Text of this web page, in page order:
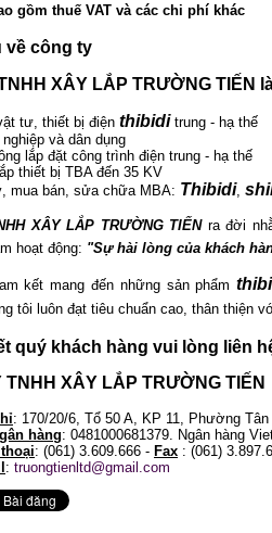
gồm thuế VAT và các chi phí khác
về công ty
XÂY LẮP TRƯỜNG TIẾN
tư, thiết bị điện thibiditrung - hạ thế
nghiệp và dân dụng
lắp đặt công trình điện trung - hạ thế
thiết bị TBA đến 35 KV
mua bán, sửa chữa MBA: Thibidi,
XÂY LẮP TRƯỜNG TIẾNra đời
hoạt động: "Sự hài lòng của khách
kết mang đến những sản phẩm
tôi luôn đạt tiêu chuẩn cao, thân thiện
quý khách hàng vui lòng liên
TNHH XÂY LẮP TRƯỜNG TIẾN
: 170/20/6, Tổ 50 A, KP 11, Phường
hàng: 0481000681379. Ngân hàng
: (061) 3.609.666 - Fax : (061)
: truongtienltd@gmail.com